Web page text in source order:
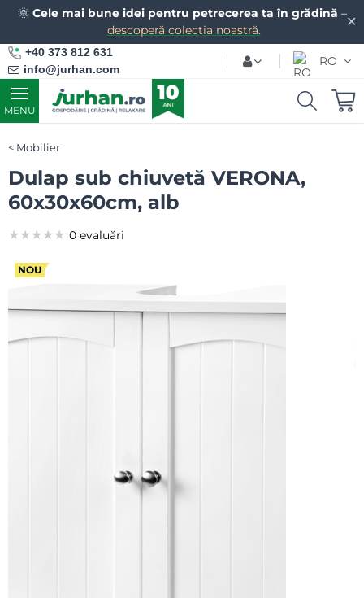
✕
🌞 Cele mai bune idei pentru petrecerea ta în grădină –
descoperă colecția noastră.
+40 373 812 631
info@jurhan.com
RO
MENU
Mobilier
Dulap sub chiuvetă VERONA,
60x30x60cm, alb
NOU
★★★★★
★★★★★
★★★★★ 0 evaluări